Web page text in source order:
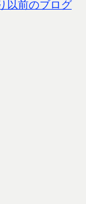
以前のブログ